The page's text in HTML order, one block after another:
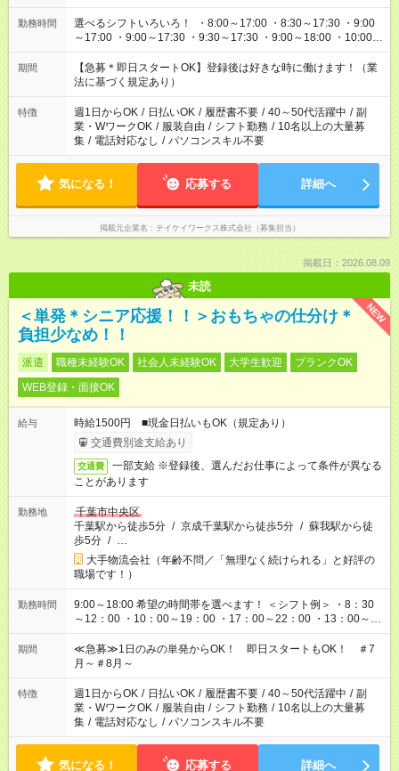
勤務時間
選べるシフトいろいろ！ ・8:00～17:00 ・8:30～17:30 ・9:00
～17:00 ・9:00～17:30 ・9:30～17:30 ・9:00～18:00 ・10:00～
19:00 ・22:00～33:00 などなど ご都合に合わせてお仕事可能で
す！
期間
【急募＊即日スタートOK】登録後は好きな時に働けます！（業
法に基づく規定あり）
特徴 週1日からOK / 日払いOK / 履歴書不要 / 40～50代活躍中 / 副
業・WワークOK / 服装自由 / シフト勤務 / 10名以上の大量募
集 / 電話対応なし / パソコンスキル不要
気になる！ 応募する 詳細へ
掲載元企業名 テイケイワークス株式会社（募集担当）
掲載日：2026.08.09
未読
NEW
＜単発＊シニア応援！！＞おもちゃの仕分け＊
負担少なめ！！
派遣 職種未経験OK 社会人未経験OK 大学生歓迎
ブランクOK
WEB登録・面接OK
給与
時給1500円 ■現金日払いもOK（規定あり）
交通費別途支給あり
交通費
一部支給 ※登録後、選んだお仕事によって条件が異なる
ことがあります
勤務地
千葉市中央区
千葉駅から徒歩5分 / 京成千葉駅から徒歩5分 / 蘇我駅から徒
歩5分 / …
大手物流会社（年齢不問／「無理なく続けられる」と好評の
職場です！）
勤務時間
9:00～18:00 希望の時間帯を選べます！ ＜シフト例＞ ・8：30
～12：00 ・10：00～19：00 ・17：00～22：00 ・13：00～
22：00 ・22：00～翌6：00 など
期間
≪急募≫1日のみの単発からOK！ 即日スタートもOK！ ＃7
月～＃8月～
特徴 週1日からOK / 日払いOK / 履歴書不要 / 40～50代活躍中 / 副
業・WワークOK / 服装自由 / シフト勤務 / 10名以上の大量募
集 / 電話対応なし / パソコンスキル不要
気になる！ 応募する 詳細へ